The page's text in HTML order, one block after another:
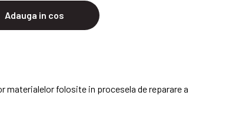
Adauga in cos
materialelor folosite in procesela de reparare a